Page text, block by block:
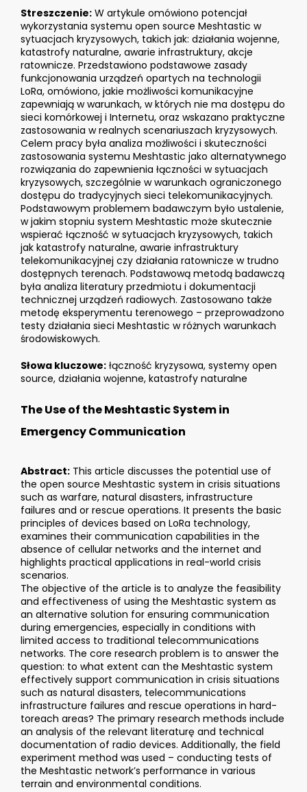
Streszczenie: W artykule omówiono potencjał
wykorzystania systemu open source Meshtastic w
sytuacjach kryzysowych, takich jak: działania wojenne,
katastrofy naturalne, awarie infrastruktury, akcje
ratownicze. Przedstawiono podstawowe zasady
funkcjonowania urządzeń opartych na technologii
LoRa, omówiono, jakie możliwości komunikacyjne
zapewniają w warunkach, w których nie ma dostępu do
sieci komórkowej i Internetu, oraz wskazano praktyczne
zastosowania w realnych scenariuszach kryzysowych.
Celem pracy była analiza możliwości i skuteczności
zastosowania systemu Meshtastic jako alternatywnego
rozwiązania do zapewnienia łączności w sytuacjach
kryzysowych, szczególnie w warunkach ograniczonego
dostępu do tradycyjnych sieci telekomunikacyjnych.
Podstawowym problemem badawczym było ustalenie,
w jakim stopniu system Meshtastic może skutecznie
wspierać łączność w sytuacjach kryzysowych, takich
jak katastrofy naturalne, awarie infrastruktury
telekomunikacyjnej czy działania ratownicze w trudno
dostępnych terenach. Podstawową metodą badawczą
była analiza literatury przedmiotu i dokumentacji
technicznej urządzeń radiowych. Zastosowano także
metodę eksperymentu terenowego – przeprowadzono
testy działania sieci Meshtastic w różnych warunkach
środowiskowych.
Słowa kluczowe: łączność kryzysowa, systemy open
source, działania wojenne, katastrofy naturalne
The Use of the Meshtastic System in
Emergency Communication
Abstract: This article discusses the potential use of
the open source Meshtastic system in crisis situations
such as warfare, natural disasters, infrastructure
failures and or rescue operations. It presents the basic
principles of devices based on LoRa technology,
examines their communication capabilities in the
absence of cellular networks and the internet and
highlights practical applications in real-world crisis
scenarios.
The objective of the article is to analyze the feasibility
and effectiveness of using the Meshtastic system as
an alternative solution for ensuring communication
during emergencies, especially in conditions with
limited access to traditional telecommunications
networks. The core research problem is to answer the
question: to what extent can the Meshtastic system
effectively support communication in crisis situations
such as natural disasters, telecommunications
infrastructure failures and rescue operations in hard-
toreach areas? The primary research methods include
an analysis of the relevant literaturę and technical
documentation of radio devices. Additionally, the field
experiment method was used – conducting tests of
the Meshtastic network’s performance in various
terrain and environmental conditions.